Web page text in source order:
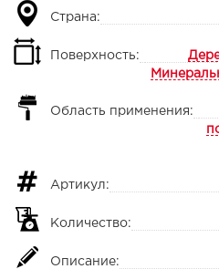
Страна:
Поверхность:
Область применения:
Артикул:
Количество:
Описание: